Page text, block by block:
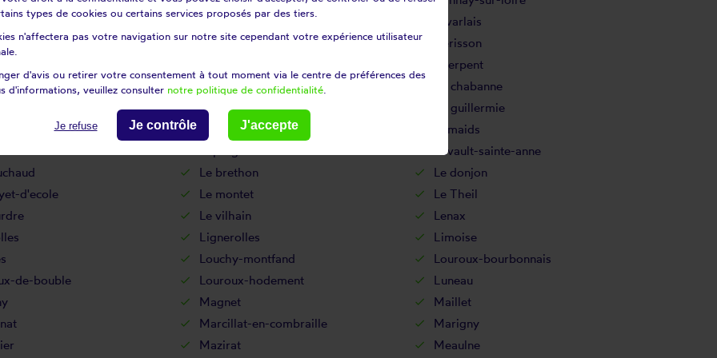
Gipcy
Givarlais
Hauterive
Hérisson
Isserpent
La celle
La chabanne
La ferté-hauterive
La guillermie
Lalizolle
Lamaids
Lavault-sainte-anne
Le brethon
Le donjon
d'ecole Le montet
Le Theil
Le vilhain
Lenax
Lignerolles
Limoise
Louchy-montfand
Louroux-bourbonnais
de-bouble Louroux-hodement
Luneau
Magnet
Maillet
Marcillat-en-combraille
Marigny
Mazirat
Meaulne
types de cookies ou certains services proposés par des tiers.
n'affectera pas votre navigation sur notre site cependant votre expérience utilisateur
d'avis ou retirer votre consentement à tout moment via le centre de préférences des
d'informations, veuillez consulter notre politique de confidentialité
Je refuse Je contrôle J'accepte